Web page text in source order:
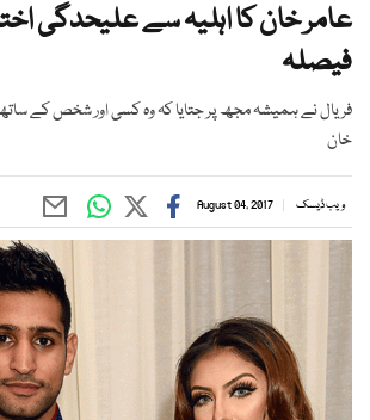
عامر خان کا اہلیہ سے علیحدگی
فیصلہ
فریال نے ہمیشہ مجھ پر جتایا کہ وہ کسی اور شخص کے ساتھ
خان
ویب ڈیسک August 04, 2017